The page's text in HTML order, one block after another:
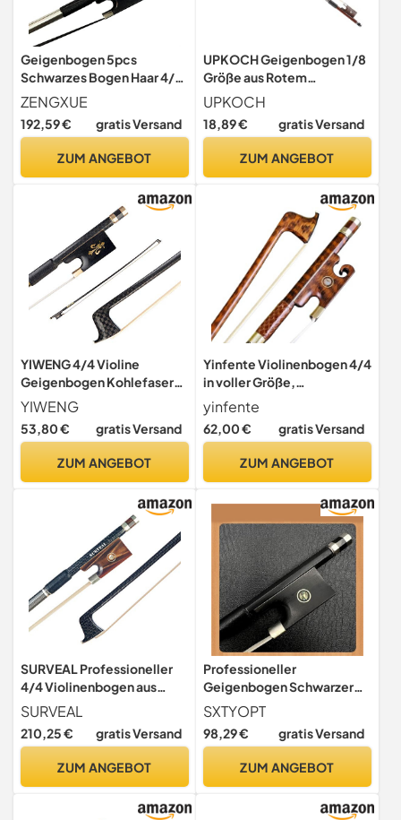
Geigenbogen 5pcs
Schwarzes Bogen Haar 4/4
Kohlefaser Geige Bug
Schwarzes Carbon Bogen
4/4violin Bogen
ZENGXUE
192,59 € gratis Versand
ZUM ANGEBOT
UPKOCH Geigenbogen 1/8
Größe aus Rotem
Sandelholz mit Elastizität
Ausbalancierter Bogen und
Pferdehaar Zufällige Farbe
Kindern
UPKOCH
18,89 € gratis Versand
ZUM ANGEBOT
YIWENG 4/4 Violine
Geigenbogen Kohlefaser
Rundstab Ebenholz Frosch
Schachtelhalm Haar gut
ausbalanciert,Carbon Fiber
YIWENG
53,80 € gratis Versand
ZUM ANGEBOT
Yinfente Violinenbogen 4/4
in voller Größe,
Schlangenholz mit
Perlenauge, natürliches
Haar, Pernambuko-Ebene,
Violinenbogen in voller
Geiger
yinfente
62,00 € gratis Versand
ZUM ANGEBOT
SURVEAL Professioneller
4/4 Violinenbogen aus
Kohlefaser, Ochsenhorn,
Frosch, geschnitzt,
natürlicher mongolischer
Größe, Geigenbogen (4/4)
SURVEAL
210,25 € gratis Versand
ZUM ANGEBOT
Professioneller
Geigenbogen Schwarzer
Carbonfaser-Carbon-
Viola-Bogen
Bratschenbogen 3/4
SXTYOPT
98,29 € gratis Versand
ZUM ANGEBOT